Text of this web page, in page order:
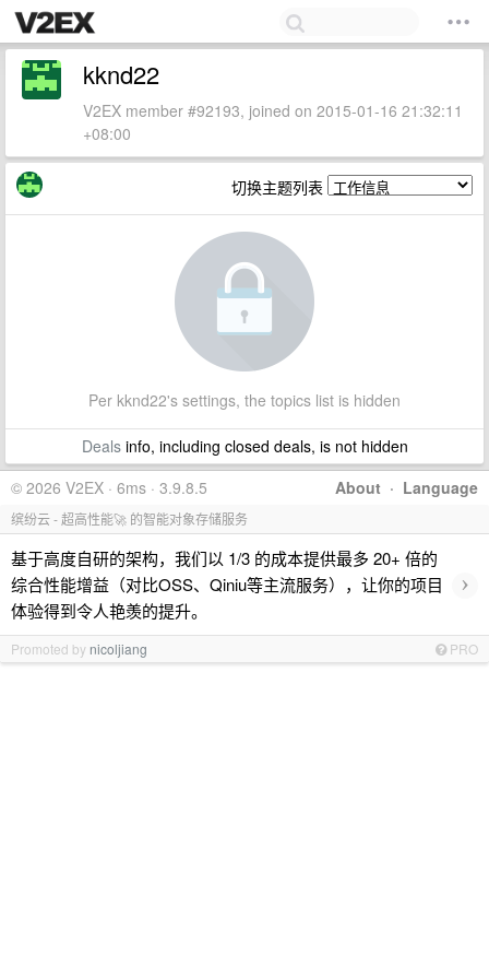
kknd22
V2EX member #92193, joined on 2015-01-16 21:32:11
+08:00
切换主题列表
Per kknd22's settings, the topics list is hidden
Dealsinfo, including closed deals, is not hidden
About · Language
© 2026 V2EX · 6ms · 3.9.8.5
缤纷云 - 超高性能🚀 的智能对象存储服务
基于高度自研的架构，我们以 1/3 的成本提供最多 20+ 倍的
综合性能增益（对比OSS、Qiniu等主流服务），让你的项目
体验得到令人艳羡的提升。
›
Promoted by nicoljiang PRO